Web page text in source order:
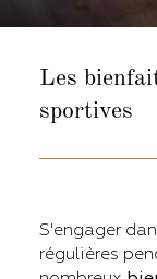
Les
sportives
S'engager
régulières